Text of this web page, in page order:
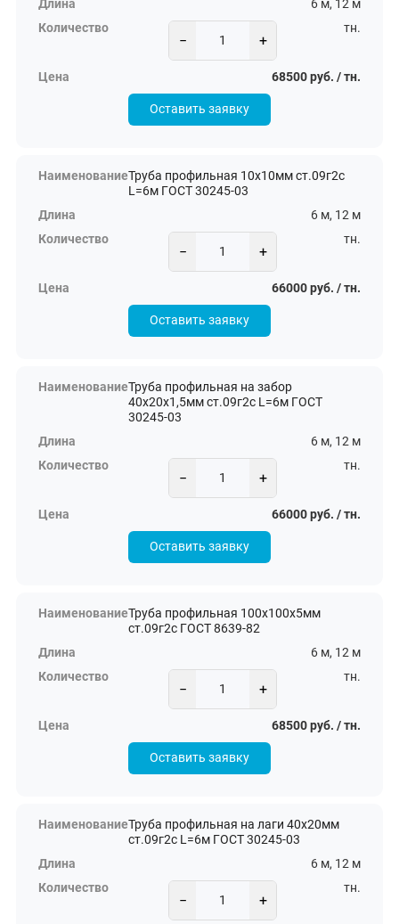
6 м, 12 м
− +
тн.
68500 руб. / тн.
Оставить заявку
Труба профильная 10х10мм ст.09г2с
L=6м ГОСТ 30245-03
6 м, 12 м
− +
тн.
66000 руб. / тн.
Оставить заявку
Труба профильная на забор
40х20х1,5мм ст.09г2с L=6м ГОСТ
30245-03
6 м, 12 м
− +
тн.
66000 руб. / тн.
Оставить заявку
Труба профильная 100х100х5мм
ст.09г2с ГОСТ 8639-82
6 м, 12 м
− +
тн.
68500 руб. / тн.
Оставить заявку
Труба профильная на лаги 40х20мм
ст.09г2с L=6м ГОСТ 30245-03
6 м, 12 м
− +
тн.